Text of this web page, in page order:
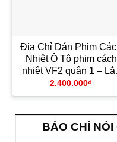
Địa Chỉ Dán Phim
Nhiệt Ô Tô phim cách
nhiệt VF2 quận 1 –
Đặt Uy Tín TPHCM
2.400.000₫
BÁO CHÍ